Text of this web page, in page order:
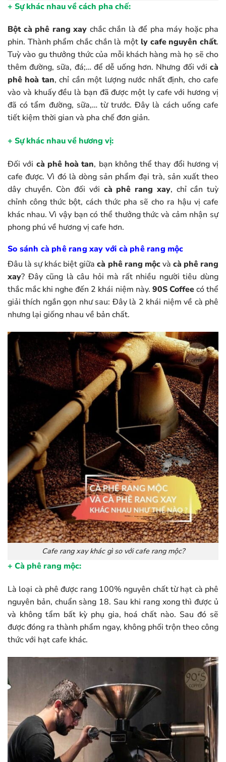
+ Sự khác nhau về cách pha chế:
Bột cà phê rang xay chắc chắn là để pha máy hoặc pha
phin. Thành phẩm chắc chắn là một ly cafe nguyên chất.
Tuỳ vào gu thưởng thức của mỗi khách hàng mà họ sẽ cho
thêm đường, sữa, đá;… để dễ uống hơn. Nhưng đối với cà
phê hoà tan, chỉ cần một lượng nước nhất định, cho cafe
vào và khuấy đều là bạn đã được một ly cafe với hương vị
đã có tẩm đường, sữa,… từ trước. Đây là cách uống cafe
tiết kiệm thời gian và pha chế đơn giản.
+ Sự khác nhau về hương vị:
Đối với cà phê hoà tan, bạn không thể thay đổi hương vị
cafe được. Vì đó là dòng sản phẩm đại trà, sản xuất theo
dây chuyền. Còn đối với cà phê rang xay, chỉ cần tuỳ
chỉnh công thức bột, cách thức pha sẽ cho ra hậu vị cafe
khác nhau. Vì vậy bạn có thể thưởng thức và cảm nhận sự
phong phú về hương vị cafe hơn.
So sánh cà phê rang xay với cà phê rang mộc
Đâu là sự khác biệt giữacà phê rang mộcvà cà phê rang
xay? Đây cũng là câu hỏi mà rất nhiều người tiêu dùng
thắc mắc khi nghe đến 2 khái niệm này. 90S Coffeecó thể
giải thích ngắn gọn như sau: Đây là 2 khái niệm về cà phê
nhưng lại giống nhau về bản chất.
Cafe rang xay khác gì so với cafe rang mộc?
+ Cà phê rang mộc:
Là loại cà phê được rang 100% nguyên chất từ hạt cà phê
nguyên bản, chuẩn sàng 18. Sau khi rang xong thì được ủ
và không tẩm bất kỳ phụ gia, hoá chất nào. Sau đó sẽ
được đóng ra thành phẩm ngay, không phối trộn theo công
thức với hạt cafe khác.